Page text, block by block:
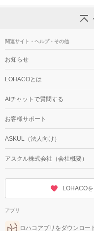
関連サイト・ヘルプ・その他
お知らせ
LOHACOとは
AIチャットで質問する
お客様サポート
ASKUL（法人向け）
アスクル株式会社（会社概要）
LOHACO
アプリ
ロハコアプリをダウンロー